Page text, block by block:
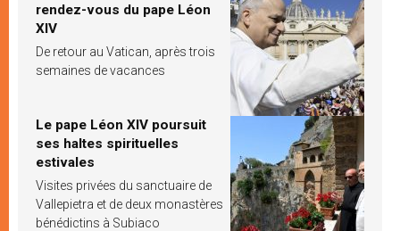
rendez-vous du pape Léon
XIV
De retour au Vatican, après trois
semaines de vacances
Le pape Léon XIV poursuit
ses haltes spirituelles
estivales
Visites privées du sanctuaire de
Vallepietra et de deux monastères
bénédictins à Subiaco